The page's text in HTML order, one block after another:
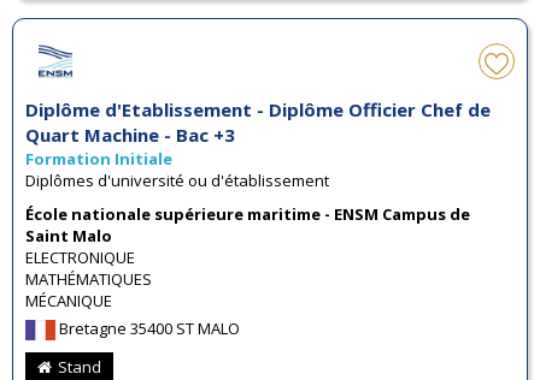
Diplôme d'Etablissement - Diplôme Officier Chef de
Quart Machine - Bac +3
Formation Initiale
Diplômes d'université ou d'établissement
École nationale supérieure maritime - ENSM Campus de
Saint Malo
ELECTRONIQUE
MATHÉMATIQUES
MÉCANIQUE
Bretagne 35400 ST MALO
Stand